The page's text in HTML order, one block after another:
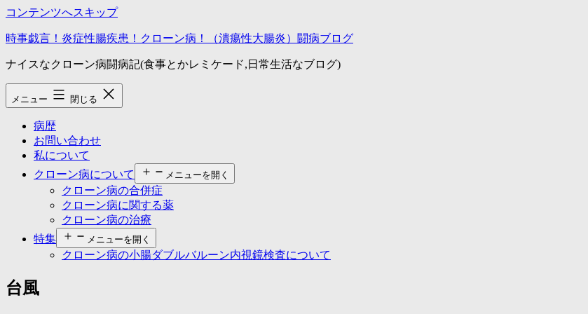
コンテンツへスキップ
時事戯言！炎症性腸疾患！クローン病！（潰瘍性大腸炎）闘病ブログ
ナイスなクローン病闘病記(食事とかレミケード,日常生活なブログ)
メニュー 閉じる
病歴
お問い合わせ
私について
クローン病について
メニューを開く
クローン病の合併症
クローン病に関する薬
クローン病の治療
特集
メニューを開く
クローン病の小腸ダブルバルーン内視鏡検査について
台風